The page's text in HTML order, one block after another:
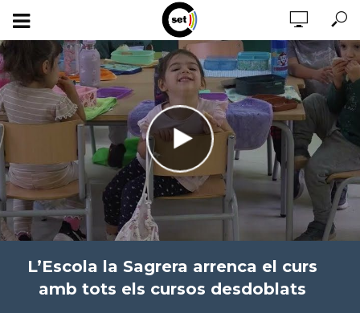
L’Escola la Sagrera arrenca el curs
amb tots els cursos desdoblats